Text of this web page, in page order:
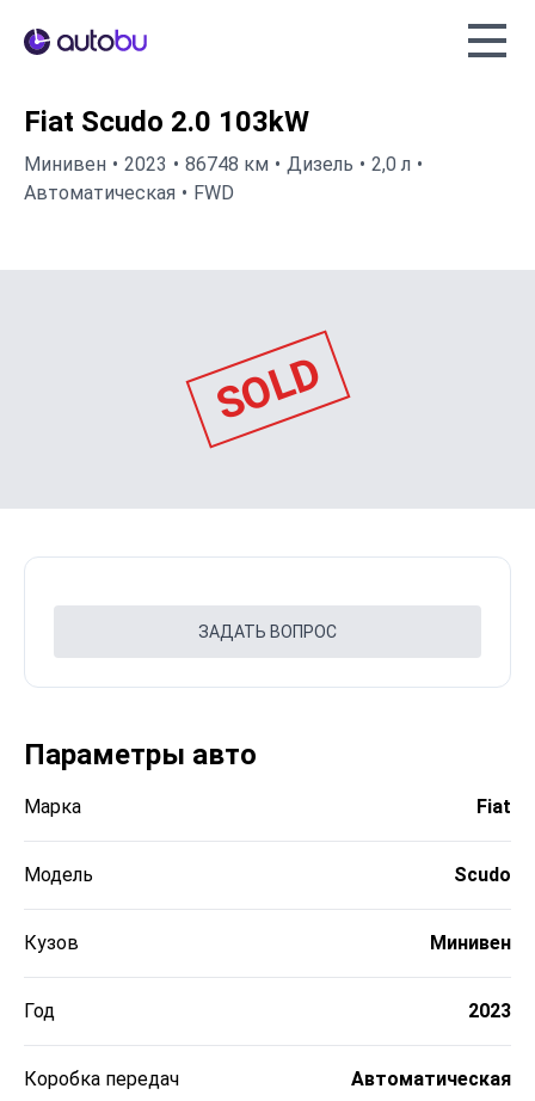
Autobu.eu
Fiat Scudo 2.0 103kW
Минивен 2023 86748 км Дизель
2,0 л
Автоматическая
FWD
SOLD
ЗАДАТЬ ВОПРОС
Параметры авто
Марка Fiat
Модель Scudo
Кузов Минивен
Год 2023
Коробка передач Автоматическая